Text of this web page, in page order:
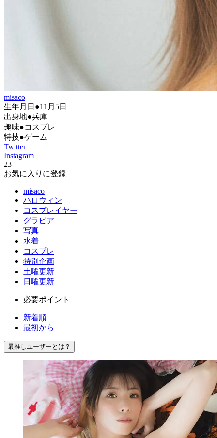
misaco
生年月日●11月5日
出身地●兵庫
趣味●コスプレ
特技●ゲーム
Twitter
Instagram
23
お気に入りに登録
misaco
ハロウィン
コスプレイヤー
グラビア
写真
水着
コスプレ
特別企画
土曜更新
日曜更新
必要ポイント
新着順
最初から
最推しユーザーとは？